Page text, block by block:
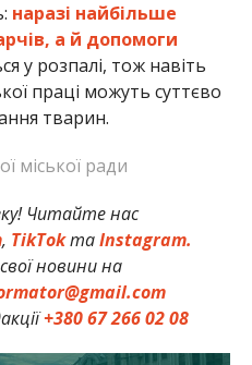
наразі найбільше
а й допомоги
у розпалі, тож навіть
праці можуть суттєво
тварин.
міської ради
Читайте нас
, TikTokтаInstagram.
новини на
+380 67 266 02 08